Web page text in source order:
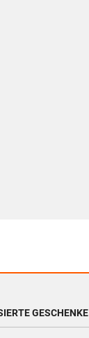
GESCHENKE